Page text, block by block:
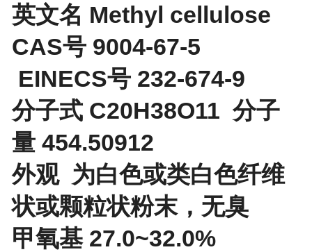
英文名 Methyl cellulose
CAS号 9004-67-5
EINECS号 232-674-9
分子式 C20H38O11 分子
量 454.50912
外观 为白色或类白色纤维
状或颗粒状粉末，无臭
甲氧基 27.0~32.0%